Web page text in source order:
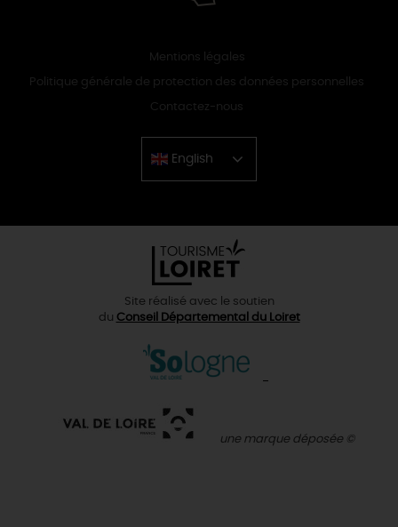
Mentions légales
Politique générale de protection des données personnelles
Contactez-nous
English
Chinese
Site réalisé avec le soutien
du Conseil Départemental du Loiret
une marque déposée ©